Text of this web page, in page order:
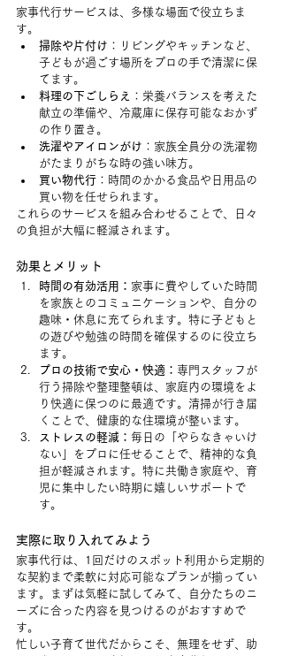
家事代行サービスは、多様な場面で役立ちま
す。
掃除や片付け ：リビングやキッチンなど、
子どもが過ごす場所をプロの手で清潔に保
てます。
料理の下ごしらえ
：栄養バランスを考えた
献立の準備や、冷蔵庫に保存可能なおかず
の作り置き。
洗濯やアイロンがけ ：家族全員分の洗濯物
がたまりがちな時の強い味方。
買い物代行 ：時間のかかる食品や日用品の
買い物を任せられます。
これらのサービスを組み合わせることで、日々
の負担が大幅に軽減されます。
効果とメリット
時間の有効活用： 家事に費やしていた時間
を家族とのコミュニケーションや、自分の
趣味・休息に充てられます。特に子どもと
の遊びや勉強の時間を確保するのに役立ち
ます。
プロの技術で安心・快適： 専門スタッフが
行う掃除や整理整頓は、家庭内の環境をよ
り快適に保つのに最適です。清掃が行き届
くことで、健康的な住環境が整います。
ストレスの軽減： 毎日の「やらなきゃいけ
ない」をプロに任せることで、精神的な負
担が軽減されます。特に共働き家庭や、育
児に集中したい時期に嬉しいサポートで
す。
実際に取り入れてみよう
家事代行は、1回だけのスポット利用から定期的
な契約まで柔軟に対応可能なプランが揃ってい
ます。まずは気軽に試してみて、自分たちのニ
ーズに合った内容を見つけるのがおすすめで
す。
忙しい子育て世代だからこそ、無理をせず、助